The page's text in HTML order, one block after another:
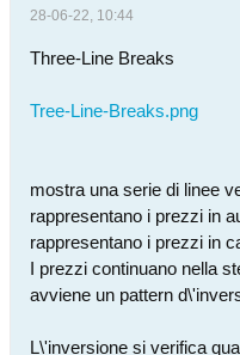
28-06-22, 10:44
Three-Line Breaks
Tree-Line-Breaks.png
mostra una serie di linee
rappresentano i prezzi in
rappresentano i prezzi in
I prezzi continuano nella
avviene un pattern
L\'inversione si verifica